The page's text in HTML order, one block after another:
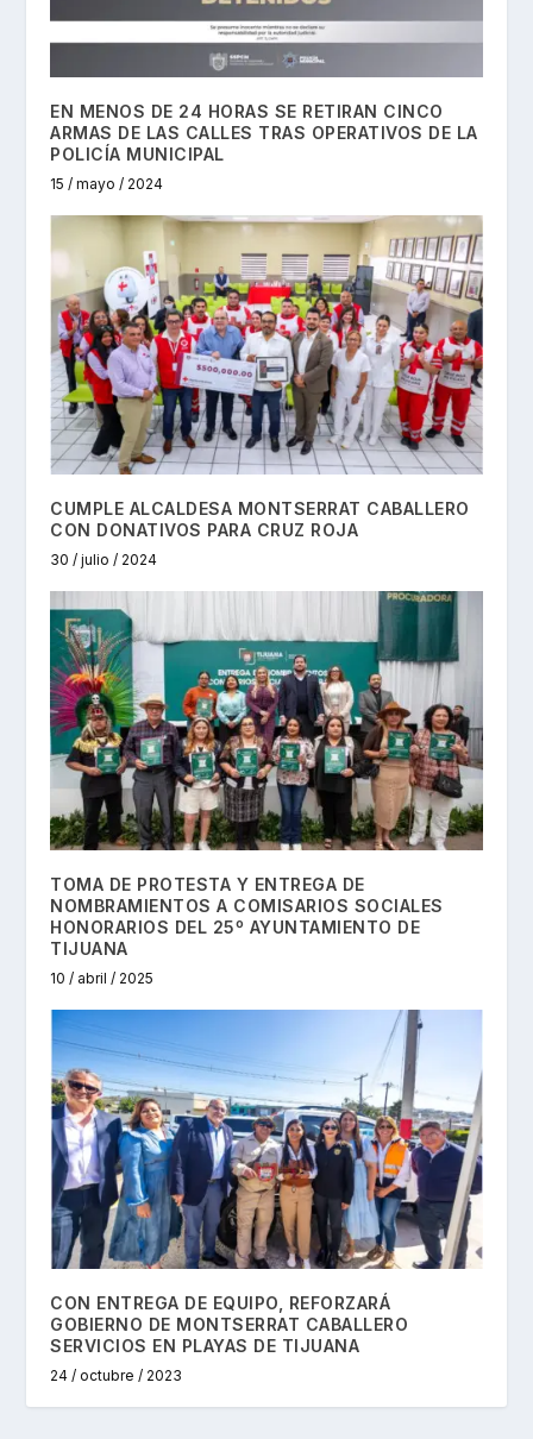
EN MENOS DE 24 HORAS SE RETIRAN CINCO
ARMAS DE LAS CALLES TRAS OPERATIVOS DE LA
POLICÍA MUNICIPAL
15 / mayo / 2024
CUMPLE ALCALDESA MONTSERRAT CABALLERO
CON DONATIVOS PARA CRUZ ROJA
30 / julio / 2024
TOMA DE PROTESTA Y ENTREGA DE
NOMBRAMIENTOS A COMISARIOS SOCIALES
HONORARIOS DEL 25º AYUNTAMIENTO DE
TIJUANA
10 / abril / 2025
CON ENTREGA DE EQUIPO, REFORZARÁ
GOBIERNO DE MONTSERRAT CABALLERO
SERVICIOS EN PLAYAS DE TIJUANA
24 / octubre / 2023